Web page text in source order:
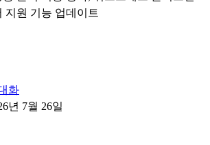
지원 기능 업데이트
화
년 7월 26일